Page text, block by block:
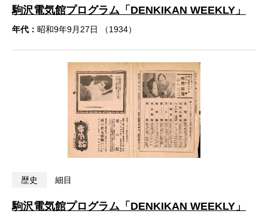
駒沢電気館プログラム「DENKIKAN WEEKLY」
年代： 昭和9年9月27日 （1934）
歴史 細目
駒沢電気館プログラム「DENKIKAN WEEKLY」